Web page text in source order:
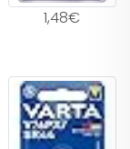
1,48€